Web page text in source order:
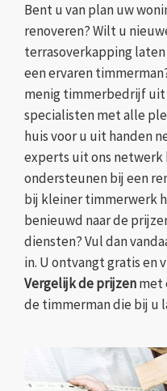
Bent u van plan uw
renoveren? Wilt u
terrasoverkapping
een ervaren
menig timmerbedrijf uit
specialisten met alle
huis voor u uit handen
experts uit ons
ondersteunen bij een
bij kleiner timmerwerk
benieuwd naar de
diensten? Vul dan
in. U ontvangt gratis en
Vergelijk de prijzenmet
de timmerman die bij u